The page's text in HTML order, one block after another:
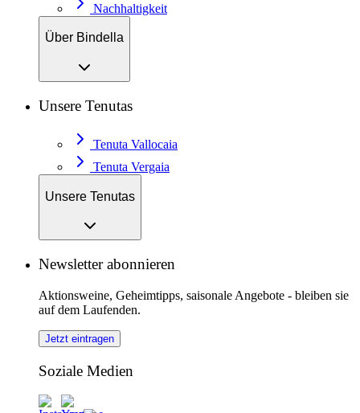
Nachhaltigkeit
Über Bindella
Unsere Tenutas
Tenuta Vallocaia
Tenuta Vergaia
Unsere Tenutas
Newsletter abonnieren
Aktionsweine, Geheimtipps, saisonale Angebote - bleiben sie
auf dem Laufenden.
Jetzt eintragen
Soziale Medien